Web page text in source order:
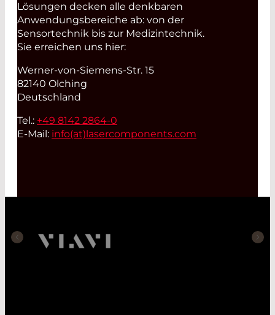
Lösungen decken alle denkbaren
Anwendungsbereiche ab: von der
Sensortechnik bis zur Medizintechnik.
Sie erreichen uns hier:
Werner-von-Siemens-Str. 15
82140 Olching
Deutschland
Tel.: +49 8142 2864-0
E-Mail: info(at) lasercomponents.com